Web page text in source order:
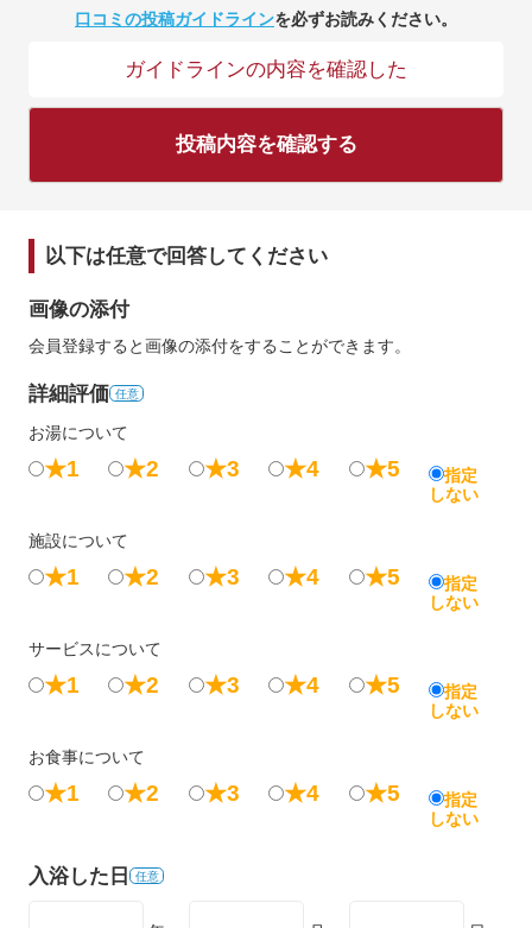
口コミの投稿ガイドラインを必ずお読みください。
ガイドラインの内容を確認した
投稿内容を確認する
以下は任意で回答してください
画像の添付
会員登録すると画像の添付をすることができます。
詳細評価 任意
お湯について
★1 ★2 ★3 ★4 ★5
指定
しない
施設について
★1 ★2 ★3 ★4 ★5
指定
しない
サービスについて
★1 ★2 ★3 ★4 ★5
指定
しない
お食事について
★1 ★2 ★3 ★4 ★5
指定
しない
入浴した日 任意